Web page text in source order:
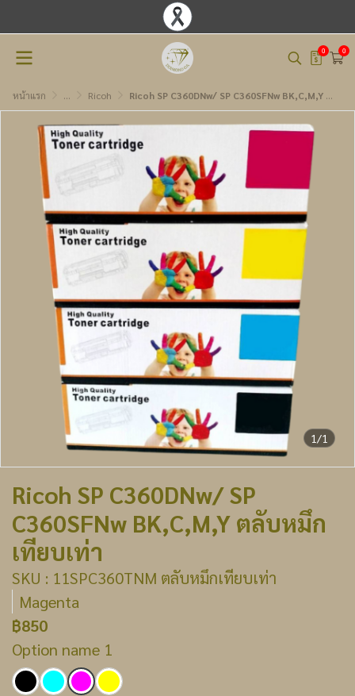
0 0
หน้าแรก ... Ricoh Ricoh SP C360DNw/ SP C360SFNw BK,C,M,Y ตลับหมึกเทียบเท่า
1/1
Ricoh SP C360DNw/ SP
C360SFNw BK,C,M,Y ตลับหมึก
เทียบเท่า
SKU : 11SPC360TNM ตลับหมึกเทียบเท่า
Magenta
฿850
Option name 1